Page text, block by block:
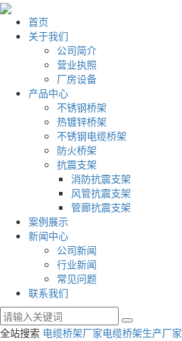
首页
关于我们
公司简介
营业执照
厂房设备
产品中心
不锈钢桥架
热镀锌桥架
不锈钢电缆桥架
防火桥架
抗震支架
消防抗震支架
风管抗震支架
管廊抗震支架
案例展示
新闻中心
公司新闻
行业新闻
常见问题
联系我们
全站搜索 电缆桥架厂家电缆桥架生产厂家